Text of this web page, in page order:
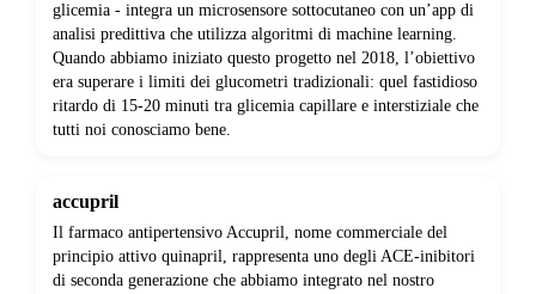
glicemia - integra un microsensore sottocutaneo con un’app di
analisi predittiva che utilizza algoritmi di machine learning.
Quando abbiamo iniziato questo progetto nel 2018, l’obiettivo
era superare i limiti dei glucometri tradizionali: quel fastidioso
ritardo di 15-20 minuti tra glicemia capillare e interstiziale che
tutti noi conosciamo bene.
accupril
Il farmaco antipertensivo Accupril, nome commerciale del
principio attivo quinapril, rappresenta uno degli ACE-inibitori
di seconda generazione che abbiamo integrato nel nostro